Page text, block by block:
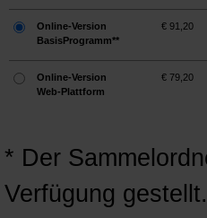
Online-Version
BasisProgramm**
€ 91,20
Online-Version
Web-Plattform
€ 79,20
* Der
Verfügung gestellt.